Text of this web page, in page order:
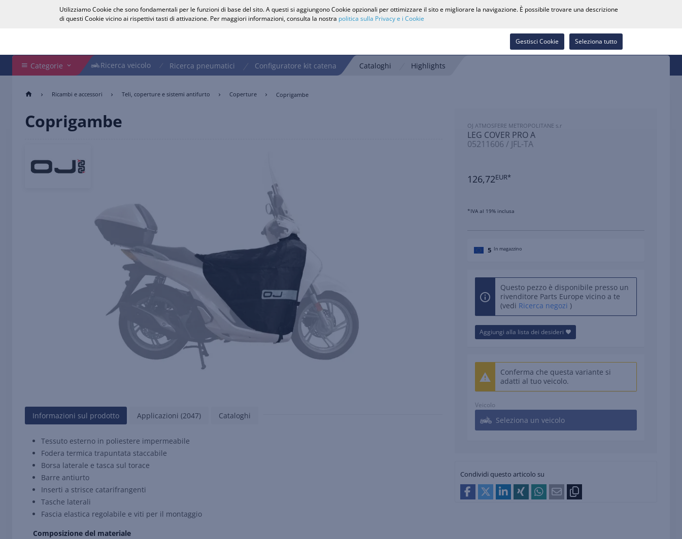
Cerca rivenditore Carriera Lista dei desideri
Categorie Ricerca veicolo Ricerca pneumatici Configuratore kit catena Cataloghi Highlights
Ricambi e accessori Teli, coperture e sistemi antifurto Coperture Coprigambe
Coprigambe
Informazioni sul prodotto Applicazioni (2047) Cataloghi
Tessuto esterno in poliestere impermeabile
Fodera termica trapuntata staccabile
Borsa laterale e tasca sul torace
Barre antiurto
Inserti a strisce catarifrangenti
Tasche laterali
Fascia elastica regolabile e viti per il montaggio
Composizione del materiale
OJ ATMOSFERE METROPOLITANE s.r
LEG COVER PRO A
05211606 / JFL-TA
126,72EUR*
*IVA al 19% inclusa
5 In magazzino
Questo pezzo è disponibile presso un
rivenditore Parts Europe vicino a te
(vedi Ricerca negozi )
Aggiungi alla lista dei desideri
Conferma che questa variante si
adatti al tuo veicolo.
Veicolo
Seleziona un veicolo
Condividi questo articolo su
Utilizziamo Cookie che sono fondamentali per le funzioni di base del sito. A questi si aggiungono Cookie opzionali per ottimizzare il sito e migliorare la navigazione. È possibile trovare una descrizione
di questi Cookie vicino ai rispettivi tasti di attivazione. Per maggiori informazioni, consulta la nostra politica sulla Privacy e i Cookie
Seleziona tutto
Gestisci Cookie